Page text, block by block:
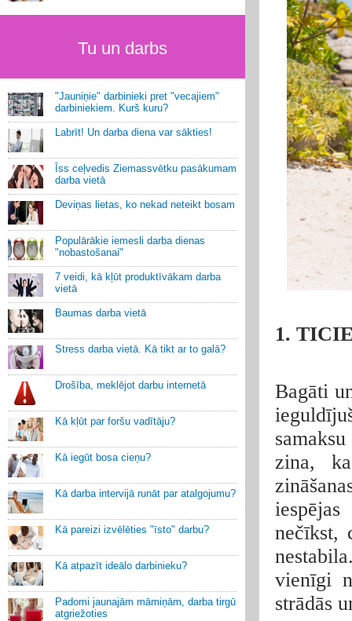
Tu un darbs
"Jauniņie" darbinieki pret "vecajiem"
darbiniekiem. Kurš kuru?
Labrīt! Un darba diena var sākties!
Īss ceļvedis Ziemassvētku pasākumam
darba vietā
Deviņas lietas, ko nekad neteikt bosam
Populārākie iemesli darba dienas
"nobastošanai"
7 veidi, kā kļūt produktīvākam darba
vietā
Baumas darba vietā
Stress darba vietā. Kā tikt ar to galā?
Drošība, meklējot darbu internetā
Kā kļūt par foršu vadītāju?
Kā iegūt bosa cieņu?
Kā darba intervijā runāt par atalgojumu?
Kā pareizi izvēlēties "īsto" darbu?
Kā atpazīt ideālo darbinieku?
Padomi jaunajām māmiņām, darba tirgū
atgriežoties
1.
Bagāti
zina,
nečīkst,
vienīgi
strādās